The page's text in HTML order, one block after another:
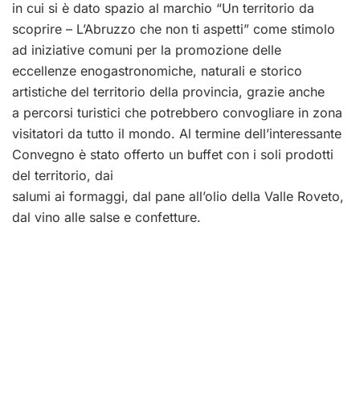
in cui si è dato spazio al marchio “Un territorio da
scoprire – L’Abruzzo che non ti aspetti” come stimolo
ad iniziative comuni per la promozione delle
eccellenze enogastronomiche, naturali e storico
artistiche del territorio della provincia, grazie anche
a percorsi turistici che potrebbero convogliare in zona
visitatori da tutto il mondo. Al termine dell’interessante
Convegno è stato offerto un buffet con i soli prodotti
del territorio, dai
salumi ai formaggi, dal pane all’olio della Valle Roveto,
dal vino alle salse e confetture.